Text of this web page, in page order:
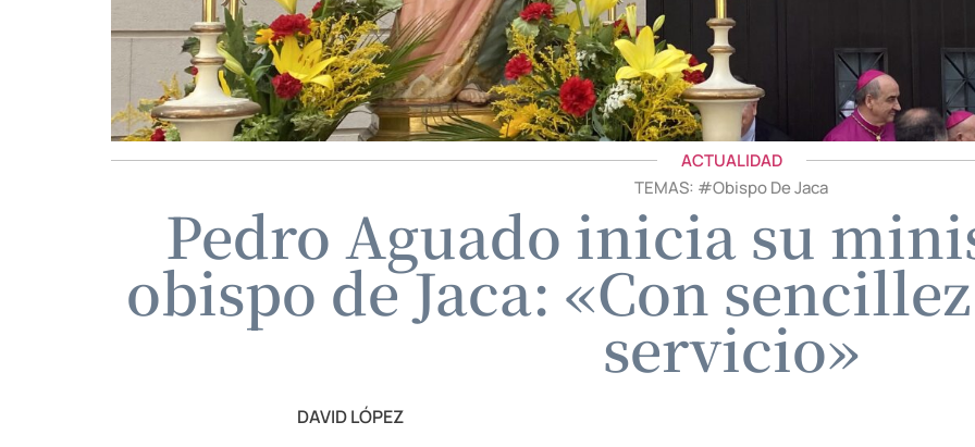
ACTUALIDAD
TEMAS: #Obispo De Jaca
Pedro Aguado inicia su
obispo de Jaca: «Con
servicio»
DAVID LÓPEZ